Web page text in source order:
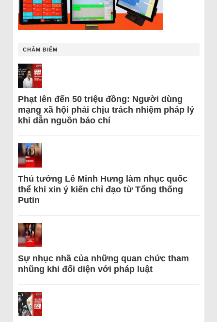
CHÂM BIẾM
Phạt lên đến 50 triệu đồng: Người dùng
mạng xã hội phải chịu trách nhiệm pháp lý
khi dẫn nguồn báo chí
Thủ tướng Lê Minh Hưng làm nhục quốc
thể khi xin ý kiến chỉ đạo từ Tổng thống
Putin
Sự nhục nhã của những quan chức tham
nhũng khi đối diện với pháp luật